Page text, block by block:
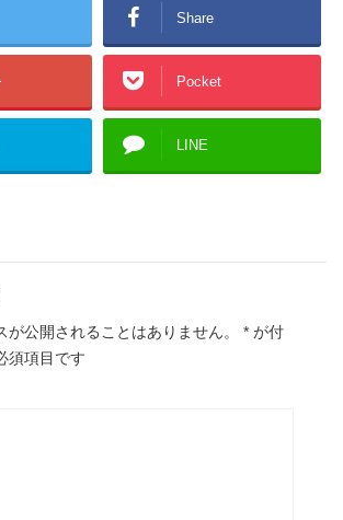
Share
Pocket
LINE
が公開されることはありません。 * が付
須項目です